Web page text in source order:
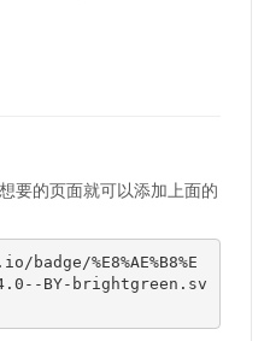
要的页面就可以添加上面的
%E8%AE%B8%E
4.0--BY-brightgreen.sv